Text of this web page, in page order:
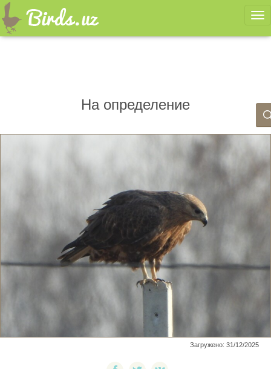
На определение
Загружено: 31/12/2025